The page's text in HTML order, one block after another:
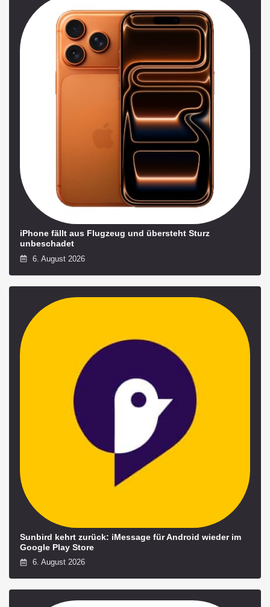
iPhone fällt aus Flugzeug und übersteht Sturz
unbeschadet
6. August 2026
Sunbird kehrt zurück: iMessage für Android wieder im
Google Play Store
6. August 2026